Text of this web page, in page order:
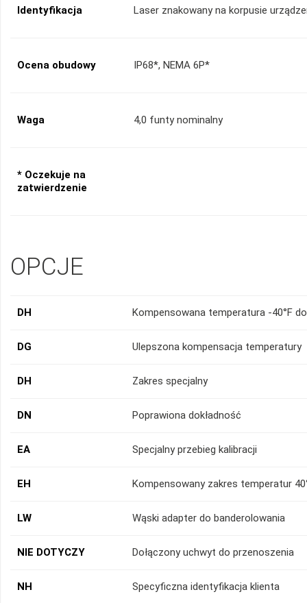
Identyfikacja Laser znakowany na korpusie
Ocena obudowy IP68*, NEMA 6P*
Waga 4,0 funty nominalny
* Oczekuje na
zatwierdzenie
OPCJE
DH Kompensowana temperatura -40°F
DG Ulepszona kompensacja temperatury
DH Zakres specjalny
DN Poprawiona dokładność
EA Specjalny przebieg kalibracji
EH Kompensowany zakres temperatur
LW Wąski adapter do banderolowania
NIE DOTYCZY Dołączony uchwyt do przenoszenia
NH Specyficzna identyfikacja klienta